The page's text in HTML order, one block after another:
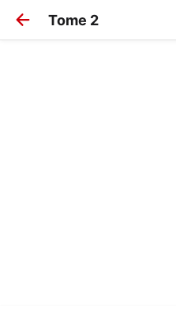
Tome 2